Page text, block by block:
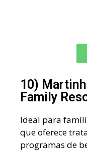
10)
Family
Ideal para
que oferece
programas de